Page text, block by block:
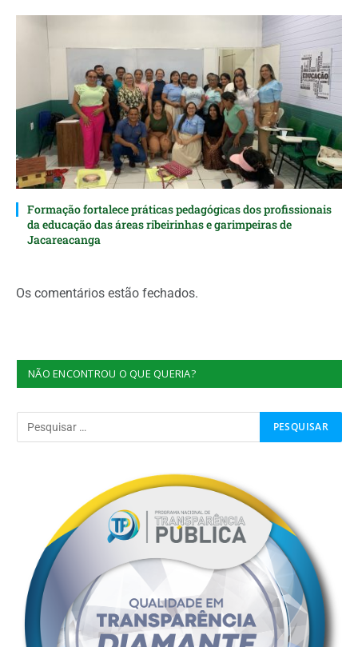
Formação fortalece práticas pedagógicas dos profissionais
da educação das áreas ribeirinhas e garimpeiras de
Jacareacanga
Os comentários estão fechados.
NÃO ENCONTROU O QUE QUERIA?